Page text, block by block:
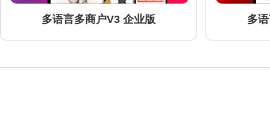
多语言多商户V3 企业版 多